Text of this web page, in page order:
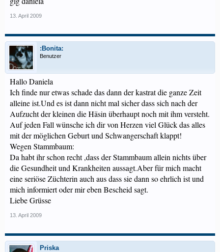
13. April 2009
:Bonita:
Benutzer
Hallo Daniela
Ich finde nur etwas schade das dann der kastrat die ganze Zeit
alleine ist.Und es ist dann nicht mal sicher dass sich nach der
Aufzucht der kleinen die Häsin überhaupt noch mit ihm versteht.
Auf jeden Fall wünsche ich dir von Herzen viel Glück das alles
mit der möglichen Geburt und Schwangerschaft klappt!
Wegen Stammbaum:
Da habt ihr schon recht ,dass der Stammbaum allein nichts über
die Gesundheit und Krankheiten aussagt.Aber für mich macht
eine seriöse Züchterin auch aus dass sie dann so ehrlich ist und
mich informiert oder mir eben Bescheid sagt.
Liebe Grüsse
13. April 2009
Priska